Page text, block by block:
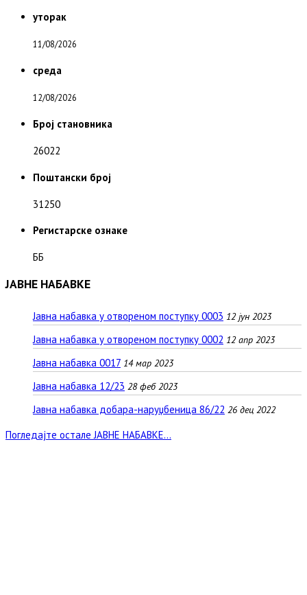
уторак
11/08/2026
среда
12/08/2026
Број становника
26022
Поштански број
31250
Регистарске ознаке
ББ
ЈАВНЕ НАБАВКЕ
Јавна набавка у отвореном поступку 0003 12 јун 2023
Јавна набавка у отвореном поступку 0002 12 апр 2023
Јавна набавка 0017 14 мар 2023
Јавна набавка 12/23 28 феб 2023
Јавна набавка добара-наруџбеница 86/22 26 дец 2022
Погледајте остале ЈАВНЕ НАБАВКЕ...